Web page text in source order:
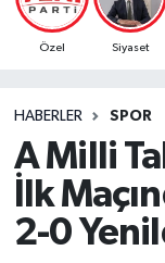
Özel Siyaset
HABERLER SPOR
A Milli
İlk
2-0
Eğitim
Gündem
Haber
Magazin
Süper Lig
Son Dakika
Haber Arşivi